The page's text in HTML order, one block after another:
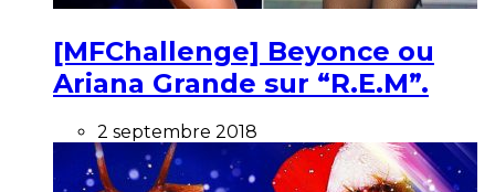
[MFChallenge] Beyonce ou
Ariana Grande sur “R.E.M”.
2 septembre 2018